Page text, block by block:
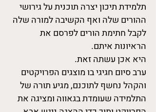
תלמידת תיכון יצרה תוכנית על גירושי
ההורים שלה ואף הקשיבה למורה שלה
לקבל חתימת הורים לפרסם את
הראיונות איתם.
היא אכן עשתה זאת.
ערב סיום חגיגי בו מוצגים הפרויקטים
והקהל נחשף לתוכנם, מגיע תורה של
התלמידה שעומדת בגאווה ומציגה את